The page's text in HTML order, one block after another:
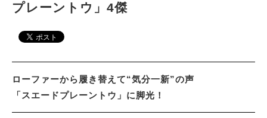
プレーントウ」4傑
ローファーから履き替えて“気分一新”の声
「スエードプレーントウ」に脚光！
CAR&BIKE
LIFESTYLE
MAGAZINE